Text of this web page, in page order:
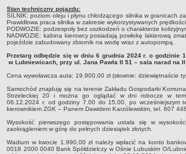
URZĄD MIEJSKI
Dane adresowe
Burmistrz Lubniewic
Zastępca Burmistrza Lubniewic
Sekretarz Gminy
Skarbnik Gminy
Informacja turystyczna
Regulamin i schemat organizacyjny
Przewodnik po urzędzie
Stan techniczny pojazdu:
SILNIK: poziom oleju i płynu chłodzącego silnika w granicach
Prawidłowa praca silnika w zakresie wykorzystywanych
PODWOZIE: podzespoły bez uszkodzeń o charakterze
NADWOZIE: kabina kierowcy posiadają powłokę lakierową
pojeździe zabudowany zbiornik na wodę wraz z autopompą.
Przetarg odbędzie się w dniu 6 grudnia 2024 r. o godzinie
w Lubniewicach, przy ul. Jana Pawła II 51 – sala narad na
Cena wywoławcza auta: 19.900,00 zł (słownie: dziewiętnaście
Samochód znajduję się na terenie Zakładu Gospodarki
Strzeleckiej 20 i można go oglądać w dni robocze w
06.12.2024 r. od godziny 7.00 do 15.00, po wcześniejszym
kierownikiem ZGK – Panem Dawidem Karzólewskim, tel. 607
Wysokość pierwszego postępowania ustala się w
zaokrągleniem w górę do pełnych dziesiątek złotych.
Wadium w kwocie 1.990,00 zł należy wpłacić na konto
0018 2000 0040 Bank Spółdzielczy w Ośnie Lubuskim O/